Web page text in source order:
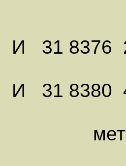
И 31 8376 2
И 31 8380 4